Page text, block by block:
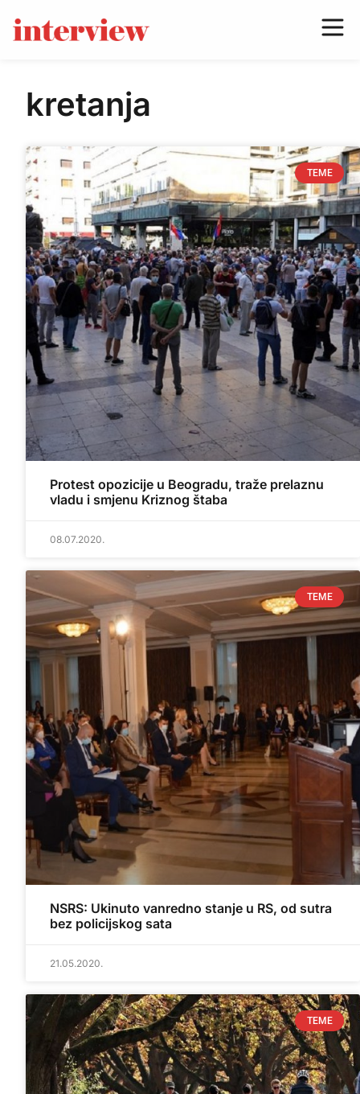
kretanja
TEME
Protest opozicije u Beogradu, traže prelaznu
vladu i smjenu Kriznog štaba
08.07.2020.
TEME
NSRS: Ukinuto vanredno stanje u RS, od sutra
bez policijskog sata
21.05.2020.
TEME